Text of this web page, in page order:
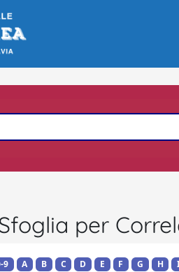
per
9 A B C D E F G H